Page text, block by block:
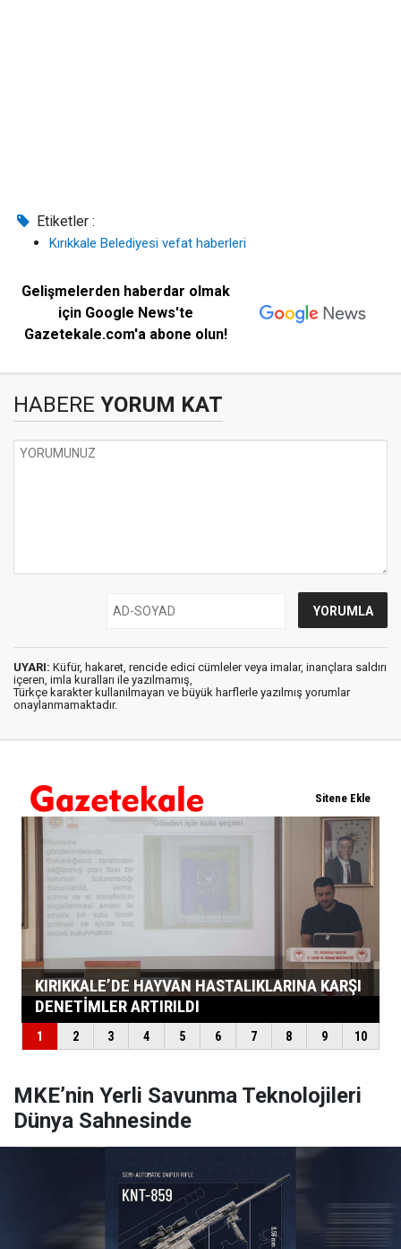
Etiketler :
Kırıkkale Belediyesi vefat haberleri
Gelişmelerden haberdar olmak
için Google News'te
Gazetekale.com'a abone olun!
HABERE YORUM KAT
UYARI: Küfür, hakaret, rencide edici cümleler veya imalar, inançlara saldırı
içeren, imla kuralları ile yazılmamış,
Türkçe karakter kullanılmayan ve büyük harflerle yazılmış yorumlar
onaylanmamaktadır.
MKE’nin Yerli Savunma Teknolojileri
Dünya Sahnesinde